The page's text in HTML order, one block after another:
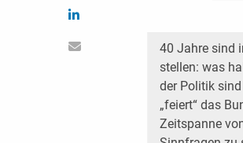
40 Jahre sind
stellen: was
der Politik
„feiert“ das
Zeitspanne